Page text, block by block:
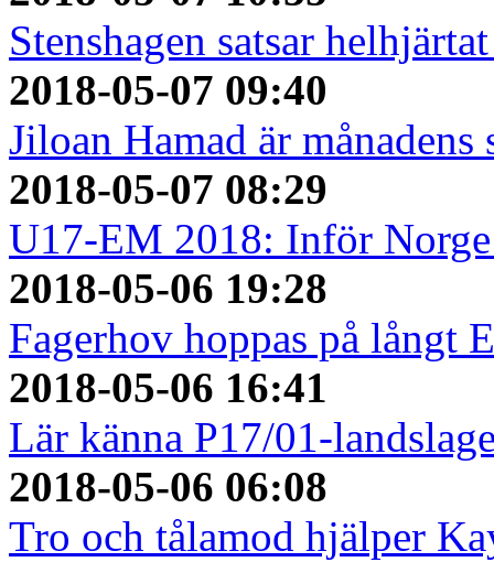
Stenshagen satsar
2018-05-07 09:40
Jiloan Hamad är månadens
2018-05-07 08:29
U17-EM 2018: Inför
2018-05-06 19:28
Fagerhov hoppas på långt
2018-05-06 16:41
Lär känna P17/01-
2018-05-06 06:08
Tro och tålamod hjälper